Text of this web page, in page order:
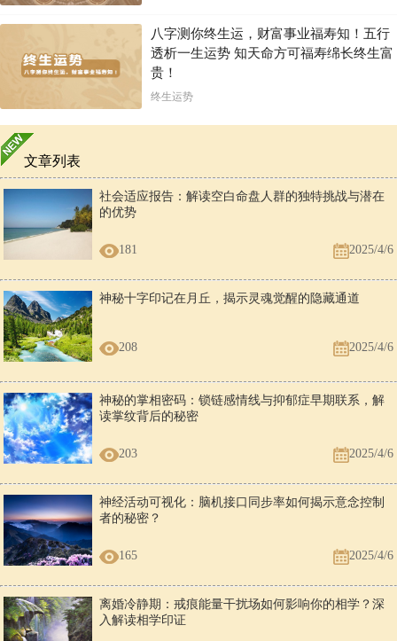
八字测你终生运，财富事业福寿知！五行
透析一生运势 知天命方可福寿绵长终生富
贵！
终生运势
文章列表
社会适应报告：解读空白命盘人群的独特挑战与潜在
的优势
181 2025/4/6
神秘十字印记在月丘，揭示灵魂觉醒的隐藏通道
208 2025/4/6
神秘的掌相密码：锁链感情线与抑郁症早期联系，解
读掌纹背后的秘密
203 2025/4/6
神经活动可视化：脑机接口同步率如何揭示意念控制
者的秘密？
165 2025/4/6
离婚冷静期：戒痕能量干扰场如何影响你的相学？深
入解读相学印证